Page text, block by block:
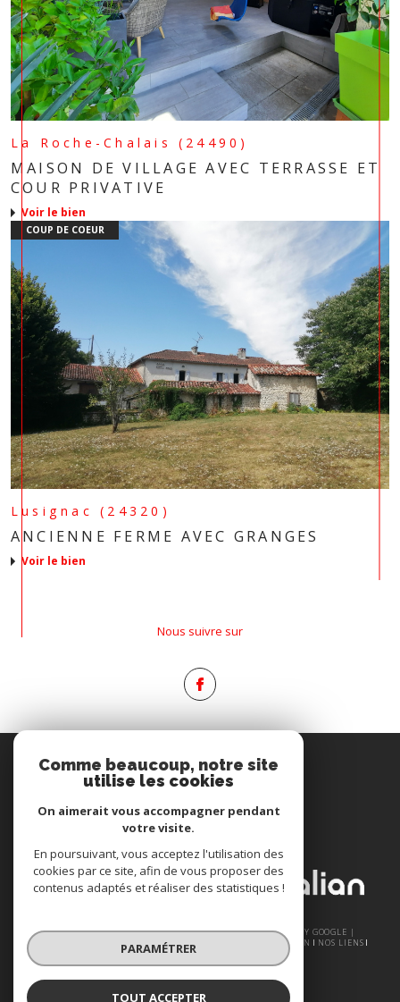
La Roche-Chalais (24490)
MAISON DE VILLAGE AVEC TERRASSE ET
COUR PRIVATIVE
voir le bien
COUP DE COEUR
Lusignac (24320)
ANCIENNE FERME AVEC GRANGES
voir le bien
Nous suivre sur
PROPRIÉTAIRE
ADHÉRONS
© 2026 | TOUS DROITS RÉSERVÉS | TRADUCTION POWERED BY GOOGLE |
PLAN DU SITE MENTIONS LÉGALES ADMIN
NOS LIENS
POLITIQUE RGPD
Comme beaucoup, notre site
utilise les cookies
On aimerait vous accompagner pendant
votre visite.
En poursuivant, vous acceptez l'utilisation des
cookies par ce site, afin de vous proposer des
contenus adaptés et réaliser des statistiques !
PARAMÉTRER
TOUT ACCEPTER